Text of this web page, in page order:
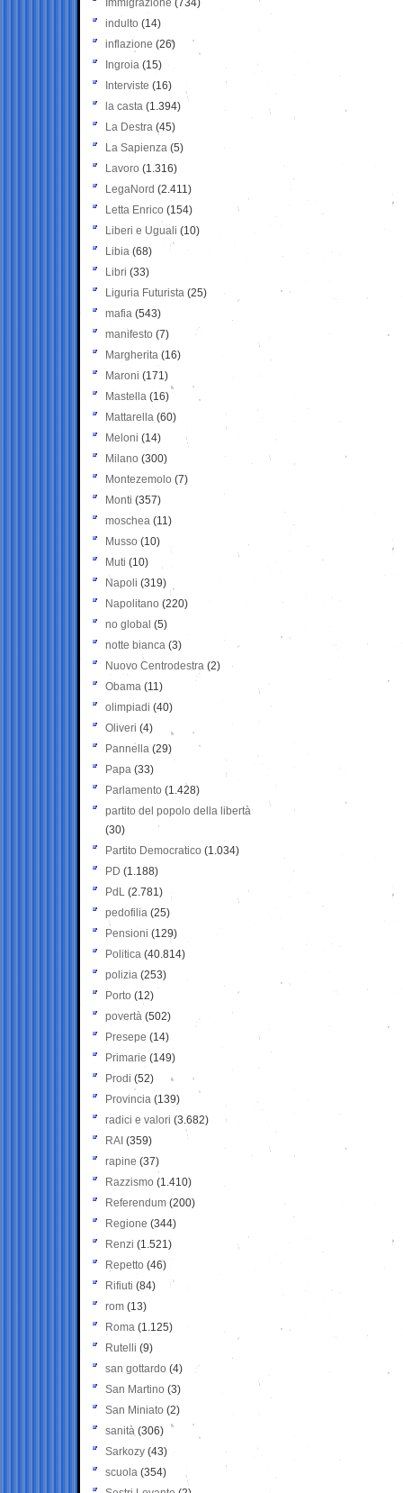
Immigrazione (734)
indulto (14)
inflazione (26)
Ingroia (15)
Interviste (16)
la casta (1.394)
La Destra (45)
La Sapienza (5)
Lavoro (1.316)
LegaNord (2.411)
Letta Enrico (154)
Liberi e Uguali (10)
Libia (68)
Libri (33)
Liguria Futurista (25)
mafia (543)
manifesto (7)
Margherita (16)
Maroni (171)
Mastella (16)
Mattarella (60)
Meloni (14)
Milano (300)
Montezemolo (7)
Monti (357)
moschea (11)
Musso (10)
Muti (10)
Napoli (319)
Napolitano (220)
no global (5)
notte bianca (3)
Nuovo Centrodestra (2)
Obama (11)
olimpiadi (40)
Oliveri (4)
Pannella (29)
Papa (33)
Parlamento (1.428)
partito del popolo della libertà
(30)
Partito Democratico (1.034)
PD (1.188)
PdL (2.781)
pedofilia (25)
Pensioni (129)
Politica (40.814)
polizia (253)
Porto (12)
povertà (502)
Presepe (14)
Primarie (149)
Prodi (52)
Provincia (139)
radici e valori (3.682)
RAI (359)
rapine (37)
Razzismo (1.410)
Referendum (200)
Regione (344)
Renzi (1.521)
Repetto (46)
Rifiuti (84)
rom (13)
Roma (1.125)
Rutelli (9)
san gottardo (4)
San Martino (3)
San Miniato (2)
sanità (306)
Sarkozy (43)
scuola (354)